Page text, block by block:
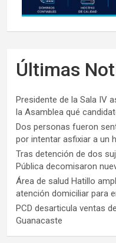
Últimas
Presidente de la Sala IV
la Asamblea qué
Dos personas fueron
por intentar asfixiar a un
Tras detención de dos
Pública decomisaron
Área de salud Hatillo
atención domiciliar para
PCD desarticula ventas
Guanacaste